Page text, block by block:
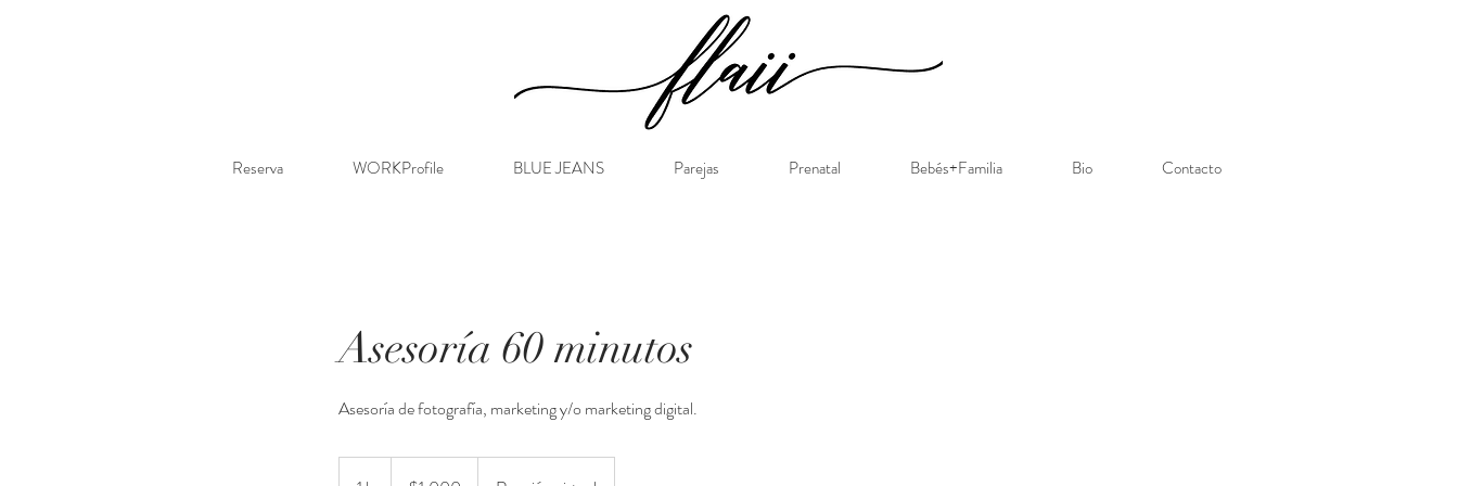
Reserva WORKProfile BLUE JEANS Parejas Prenatal Bebés+Familia Bio Contacto
Asesoría 60 minutos
Asesoría de fotografía, marketing y/o marketing digital.